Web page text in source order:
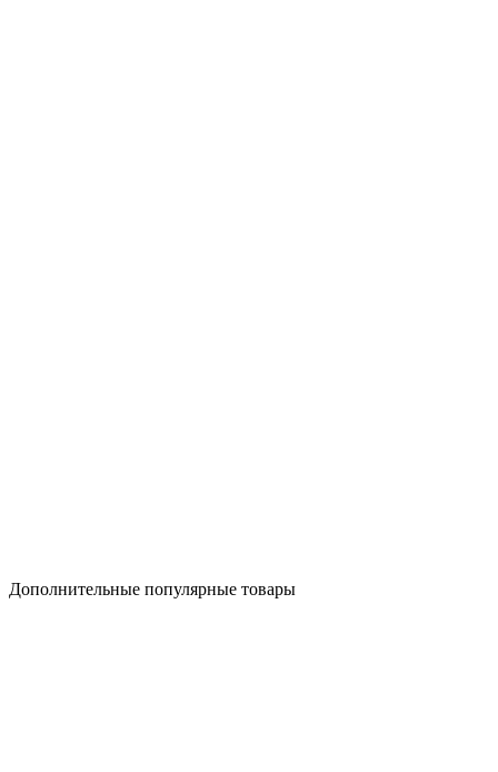
Дополнительные популярные товары